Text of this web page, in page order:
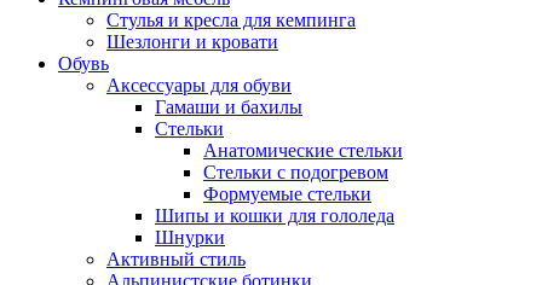
Стулья и кресла для кемпинга
Шезлонги и кровати
Обувь
Аксессуары для обуви
Гамаши и бахилы
Стельки
Анатомические стельки
Стельки с подогревом
Формуемые стельки
Шипы и кошки для гололеда
Шнурки
Активный стиль
Альпинистские ботинки